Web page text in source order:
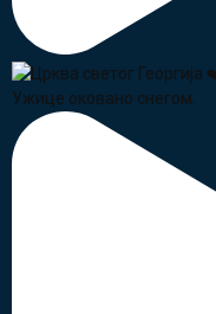
Ужице оковано снегом.